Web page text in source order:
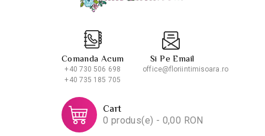
Comanda Acum
+40 730 506 698
+40 735 185 705
Si Pe Email
office@floriintimisoara.ro
Cart
0 produs(e) - 0,00 RON